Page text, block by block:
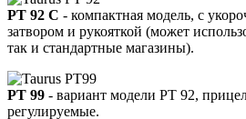
PT 92 C - компактная модель, с
затвором и рукояткой (может
так и стандартные магазины).
PT 99 - вариант модели PT 92,
регулируемые.